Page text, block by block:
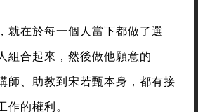
就在於每一個人當下都做了選
組合起來，然後做他願意的
師、助教到宋若甄本身，都有接
的權利。